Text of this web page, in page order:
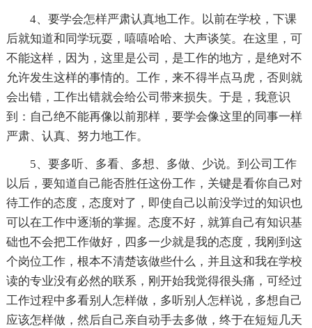
4、要学会怎样严肃认真地工作。以前在学校，下课
后就知道和同学玩耍，嘻嘻哈哈、大声谈笑。在这里，可
不能这样，因为，这里是公司，是工作的地方，是绝对不
允许发生这样的事情的。工作，来不得半点马虎，否则就
会出错，工作出错就会给公司带来损失。于是，我意识
到：自己绝不能再像以前那样，要学会像这里的同事一样
严肃、认真、努力地工作。
5、要多听、多看、多想、多做、少说。到公司工作
以后，要知道自己能否胜任这份工作，关键是看你自己对
待工作的态度，态度对了，即使自己以前没学过的知识也
可以在工作中逐渐的掌握。态度不好，就算自己有知识基
础也不会把工作做好，四多一少就是我的态度，我刚到这
个岗位工作，根本不清楚该做些什么，并且这和我在学校
读的专业没有必然的联系，刚开始我觉得很头痛，可经过
工作过程中多看别人怎样做，多听别人怎样说，多想自己
应该怎样做，然后自己亲自动手去多做，终于在短短几天